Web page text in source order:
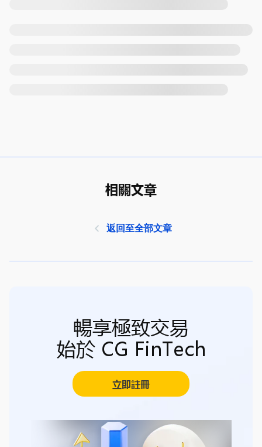
相關文章
返回至全部文章
暢享極致交易
始於 CG FinTech
立即註冊